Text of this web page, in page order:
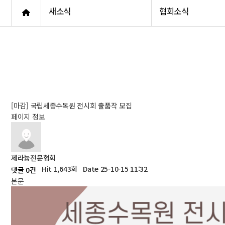
새소식 협회소식
[마감] 국립세종수목원 전시회 출품작 모집
페이지 정보
제라늄전문협회
댓글 0건
Hit 1,643회
Date 25-10-15 11:32
본문